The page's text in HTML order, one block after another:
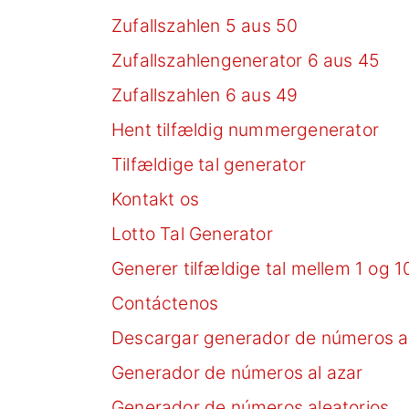
Zufallszahlen 5 aus 50
Zufallszahlengenerator 6 aus 45
Zufallszahlen 6 aus 49
Hent tilfældig nummergenerator
Tilfældige tal generator
Kontakt os
Lotto Tal Generator
Generer tilfældige tal mellem 1 og
Contáctenos
Descargar generador de números
Generador de números al azar